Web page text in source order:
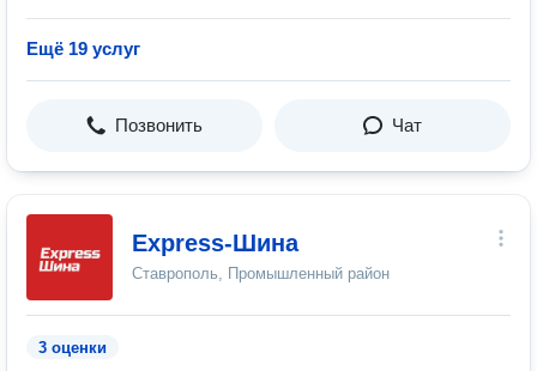
Ещё 19 услуг
Позвонить Чат
Express-Шина
Ставрополь, Промышленный район
3 оценки